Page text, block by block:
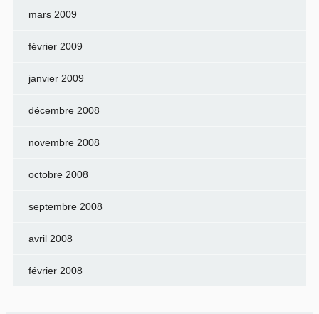
mars 2009
février 2009
janvier 2009
décembre 2008
novembre 2008
octobre 2008
septembre 2008
avril 2008
février 2008